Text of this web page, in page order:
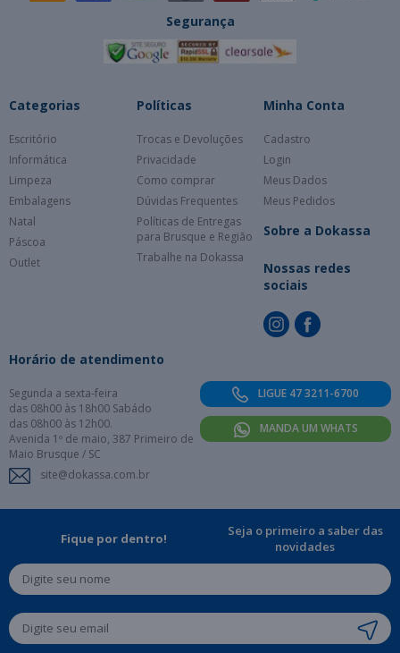
Segurança
Categorias
Escritório
Informática
Limpeza
Embalagens
Natal
Páscoa
Outlet
Políticas
Trocas e Devoluções
Privacidade
Como comprar
Dúvidas Frequentes
Políticas de Entregas
para Brusque e Região
Trabalhe na Dokassa
Minha Conta
Cadastro
Login
Meus Dados
Meus Pedidos
Sobre a Dokassa
Nossas redes
sociais
Horário de atendimento
Segunda a sexta-feira
das 08h00 às 18h00 Sabádo
das 08h00 às 12h00.
Avenida 1º de maio, 387 Primeiro de
Maio Brusque / SC
site@dokassa.com.br
LIGUE 47 3211-6700
MANDA UM WHATS
Fique por dentro!
Seja o primeiro a saber das
novidades